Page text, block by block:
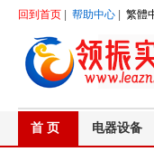
回到首页 帮助中心 繁體
首 页 电器设备